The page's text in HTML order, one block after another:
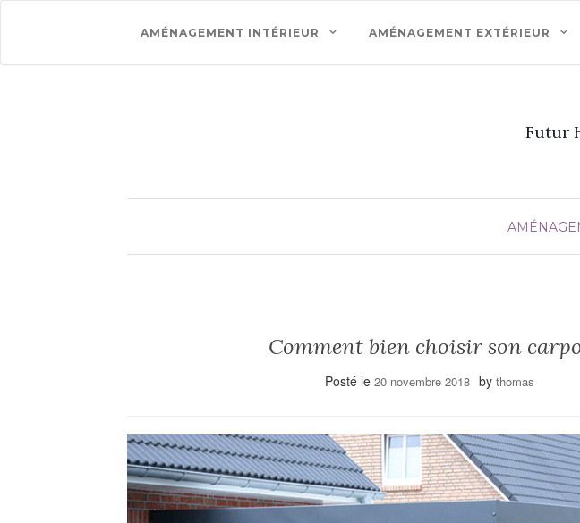
AMÉNAGEMENT INTÉRIEUR AMÉNAGEMENT EXTÉRIEUR
Futur
Comment bien choisir son
Posté le20 novembre 2018 bythomas